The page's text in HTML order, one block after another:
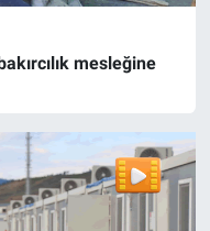
mesleğine